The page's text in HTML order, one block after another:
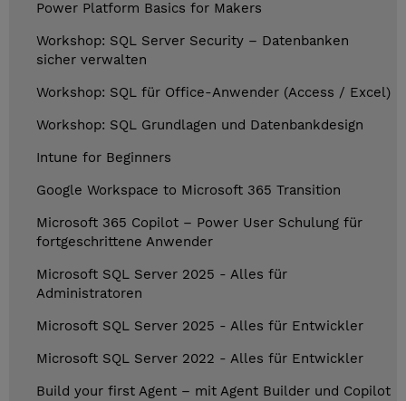
Power Platform Basics for Makers
Workshop: SQL Server Security – Datenbanken
sicher verwalten
Workshop: SQL für Office-Anwender (Access / Excel)
Workshop: SQL Grundlagen und Datenbankdesign
Intune for Beginners
Google Workspace to Microsoft 365 Transition
Microsoft 365 Copilot – Power User Schulung für
fortgeschrittene Anwender
Microsoft SQL Server 2025 - Alles für
Administratoren
Microsoft SQL Server 2025 - Alles für Entwickler
Microsoft SQL Server 2022 - Alles für Entwickler
Build your first Agent – mit Agent Builder und Copilot